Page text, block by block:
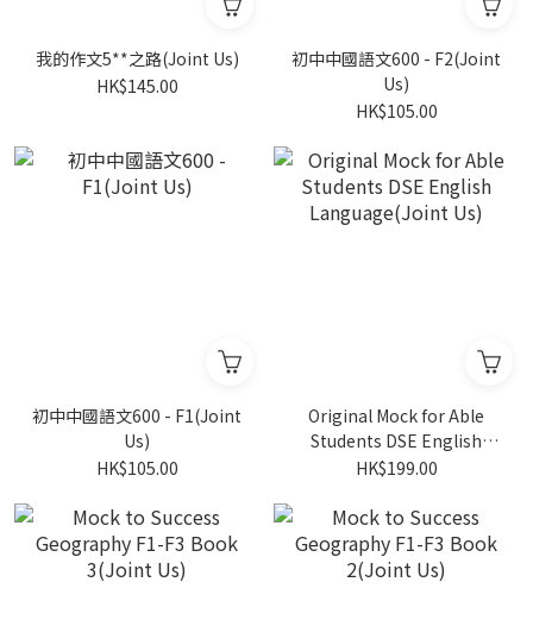
我的作文5**之路(Joint Us)
HK$145.00
初中中國語文600 - F2(Joint
Us)
HK$105.00
初中中國語文600 - F1(Joint
Us)
HK$105.00
Original Mock for Able
Students DSE English
Language(Joint Us)
HK$199.00